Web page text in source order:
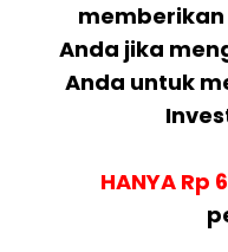
memberikan
Anda jika
Anda untuk
HANYA Rp